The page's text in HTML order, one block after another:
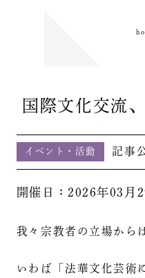
国際文化交流
イベント・活動 記事
開催日：2026年03月
我々宗教者の立場から
いわば「法華文化芸術